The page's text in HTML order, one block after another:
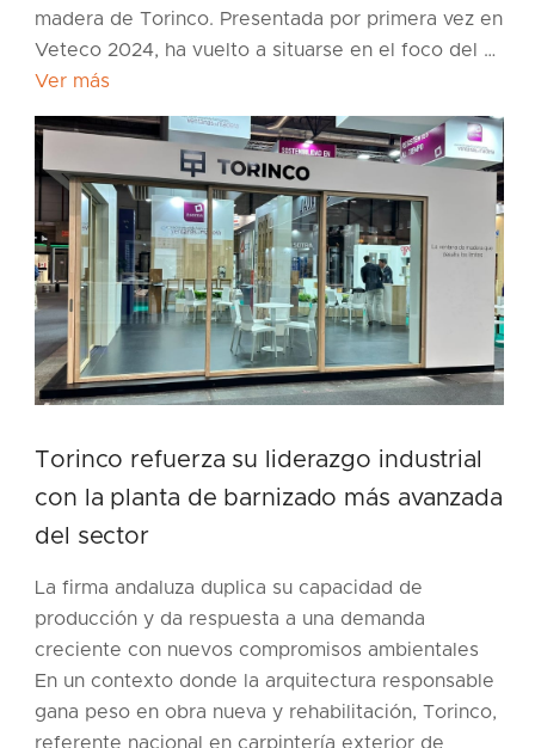
madera de Torinco. Presentada por primera vez en
Veteco 2024, ha vuelto a situarse en el foco del …
Ver más
Torinco refuerza su liderazgo industrial
con la planta de barnizado más avanzada
del sector
La firma andaluza duplica su capacidad de
producción y da respuesta a una demanda
creciente con nuevos compromisos ambientales
En un contexto donde la arquitectura responsable
gana peso en obra nueva y rehabilitación, Torinco,
referente nacional en carpintería exterior de